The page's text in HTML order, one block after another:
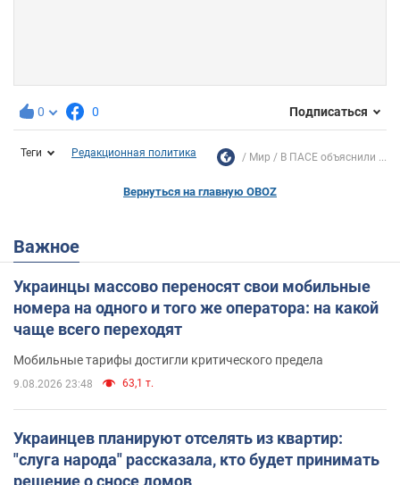
0 0 Подписаться
Теги Редакционная политика Мир В ПАСЕ объяснили ...
Вернуться на главную OBOZ
Важное
Украинцы массово переносят свои мобильные
номера на одного и того же оператора: на какой
чаще всего переходят
Мобильные тарифы достигли критического предела
9.08.2026 23:48 63,1 т.
Украинцев планируют отселять из квартир:
"слуга народа" рассказала, кто будет принимать
решение о сносе домов